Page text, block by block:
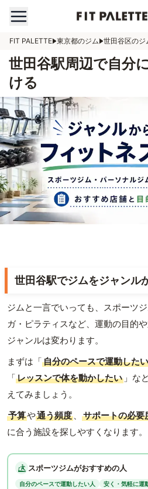
FIT PALETTE 東京都のジム 世田谷区のジ
世田谷駅周辺で自分
ける
世田谷駅でジムをジャンル
ジムと一言でいっても、スポーツ
ガ・ピラティスなど、運動の目的
ジャンルは変わります。
まずは「自分のペースで運動したい
「レッスンで体を動かしたい 」な
えてみましょう。
予算や通う頻度 、 サポートの必要
に合う施設を探しやすくなります。
スポーツジムがおすすめの人
自分のペースで運動したい人
安く・気軽に運